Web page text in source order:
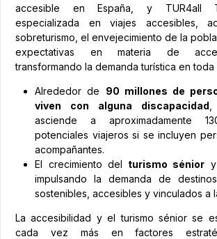
accesible en España, y TUR4all
especializada en viajes accesibles,
sobreturismo, el envejecimiento de la
expectativas en materia de
transformando la demanda turística en toda
Alrededor de 90 millones de
viven con alguna discapacidad
asciende a aproximadamente
potenciales viajeros si se incluyen
acompañantes.
El crecimiento del turismo sénior y
impulsando la demanda de
sostenibles, accesibles y vinculados a
La accesibilidad y el turismo sénior se
cada vez más en factores